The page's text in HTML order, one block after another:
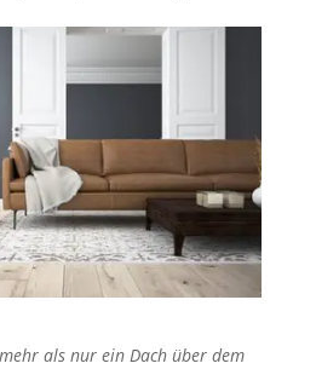
als nur ein Dach über dem